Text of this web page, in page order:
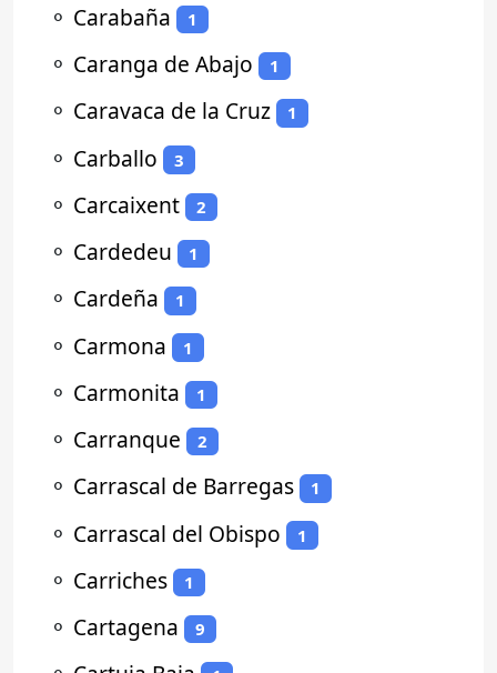
⚬ Carabaña 1
⚬ Caranga de Abajo 1
⚬ Caravaca de la Cruz 1
⚬ Carballo 3
⚬ Carcaixent 2
⚬ Cardedeu 1
⚬ Cardeña 1
⚬ Carmona 1
⚬ Carmonita 1
⚬ Carranque 2
⚬ Carrascal de Barregas 1
⚬ Carrascal del Obispo 1
⚬ Carriches 1
⚬ Cartagena 9